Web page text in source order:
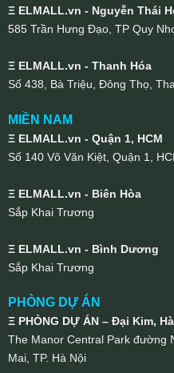
Ξ ELMALL.vn - Nguyễn Thái
585 Trần Hưng Đạo, TP Quy
Ξ ELMALL.vn - Thanh Hóa
Số 438, Bà Triệu, Đông Thọ,
MIỀN NAM
Ξ ELMALL.vn - Quận 1, HCM
Số 140 Võ Văn Kiệt, Quận 1,
Ξ ELMALL.vn - Biên Hòa
Sắp Khai Trương
Ξ ELMALL.vn - Bình Dương
Sắp Khai Trương
PHÒNG DỰ ÁN
Ξ PHÒNG DỰ ÁN – Đại Kim,
The Manor Central Park đường
Mai, TP. Hà Nội